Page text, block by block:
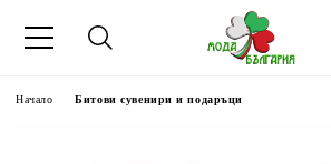
Начало Битови сувенири и подаръци